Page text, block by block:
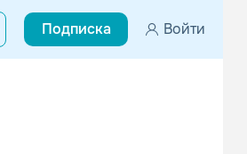
Подписка Войти